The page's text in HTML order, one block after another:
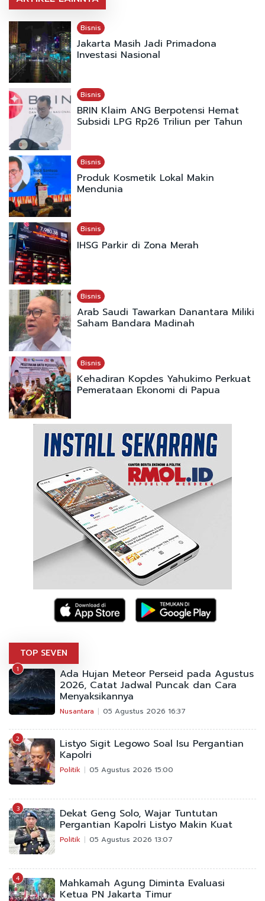
Bisnis
Jakarta Masih Jadi Primadona
Investasi Nasional
Bisnis
BRIN Klaim ANG Berpotensi Hemat
Subsidi LPG Rp26 Triliun per Tahun
Bisnis
Produk Kosmetik Lokal Makin
Mendunia
Bisnis
IHSG Parkir di Zona Merah
Bisnis
Arab Saudi Tawarkan Danantara Miliki
Saham Bandara Madinah
Bisnis
Kehadiran Kopdes Yahukimo Perkuat
Pemerataan Ekonomi di Papua
TOP SEVEN
1 Ada Hujan Meteor Perseid pada Agustus
2026, Catat Jadwal Puncak dan Cara
Menyaksikannya
Nusantara 05 Agustus 2026 16:37
2 Listyo Sigit Legowo Soal Isu Pergantian
Kapolri
Politik 05 Agustus 2026 15:00
3 Dekat Geng Solo, Wajar Tuntutan
Pergantian Kapolri Listyo Makin Kuat
Politik 05 Agustus 2026 13:07
4 Mahkamah Agung Diminta Evaluasi
Ketua PN Jakarta Timur